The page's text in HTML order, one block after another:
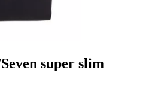
super slim